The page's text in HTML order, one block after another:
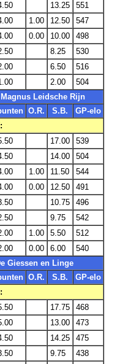
13.25
551
1.00 12.50
547
0.00 10.00
498
8.25
530
6.50
516
2.00
504
Magnus Leidsche Rijn
O.R. S.B.
GP-elo
17.00
539
14.00
504
1.00 11.50
544
0.00 12.50
491
10.75
496
9.75
542
1.00 5.50
512
0.00 6.00
540
Giessen en Linge
O.R. S.B.
GP-elo
17.75
468
13.00
473
14.25
475
9.75 438